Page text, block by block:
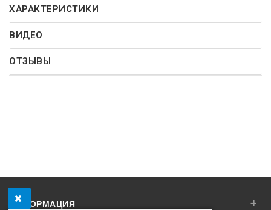
ХАРАКТЕРИСТИКИ
ВИДЕО
ОТЗЫВЫ
ИНФОРМАЦИЯ +